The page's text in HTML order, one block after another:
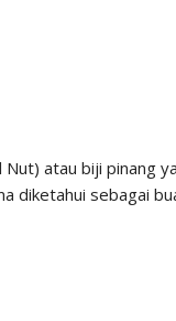
Nut) atau biji pinang
diketahui sebagai